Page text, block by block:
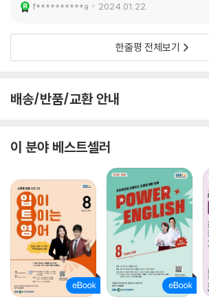
f**********a 2024.01.22.
한줄평 전체보기
배송/반품/교환 안내
이 분야 베스트셀러